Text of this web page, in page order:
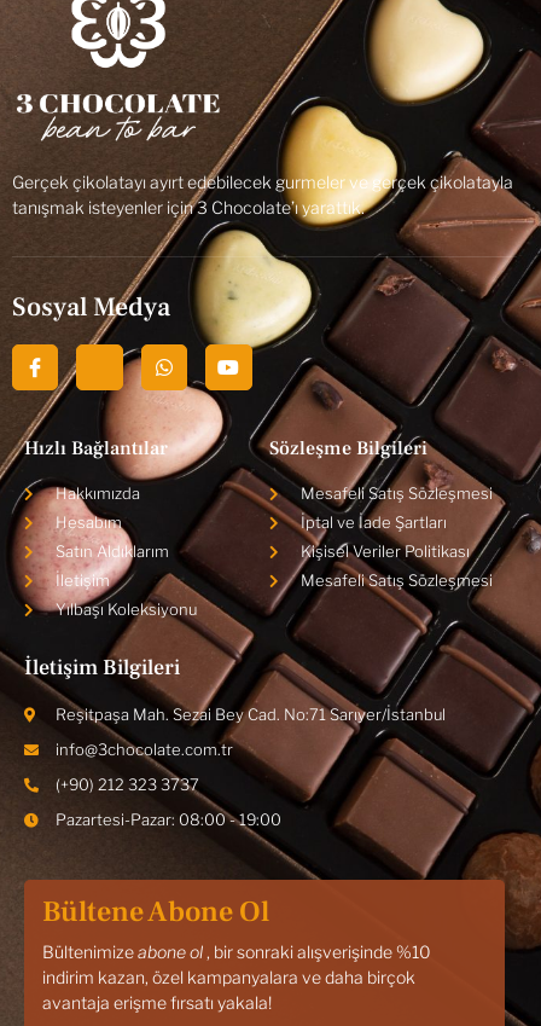
Gerçek çikolatayı ayırt edebilecek gurmeler ve gerçek çikolatayla
tanışmak isteyenler için 3 Chocolate’ı yarattık.
Sosyal Medya
Hızlı Bağlantılar
Hakkımızda
Hesabım
Satın Aldıklarım
İletişim
Yılbaşı Koleksiyonu
Sözleşme Bilgileri
Mesafeli Satış Sözleşmesi
İptal ve İade Şartları
Kişisel Veriler Politikası
Mesafeli Satış Sözleşmesi
İletişim Bilgileri
Reşitpaşa Mah. Sezai Bey Cad. No:71 Sarıyer/İstanbul
info@3chocolate.com.tr
(+90) 212 323 3737
Pazartesi-Pazar: 08:00 - 19:00
Bültene Abone Ol
Bültenimizeabone ol , bir sonraki alışverişinde %10
indirim kazan, özel kampanyalara ve daha birçok
avantaja erişme fırsatı yakala!